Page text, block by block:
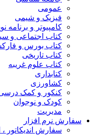
عمومی
فیزیک و شیمی
کامپیوتر و برنامه
کتاب اجتماعی و
کتاب بورس و
کتاب تاریخی
کتاب علوم غریبه
کتابداری
کشاورزی
کنکور و کمک‌
کودک و نوجوان
مدیریت
سفارش نرم افزار
سفارش اندیکاتور